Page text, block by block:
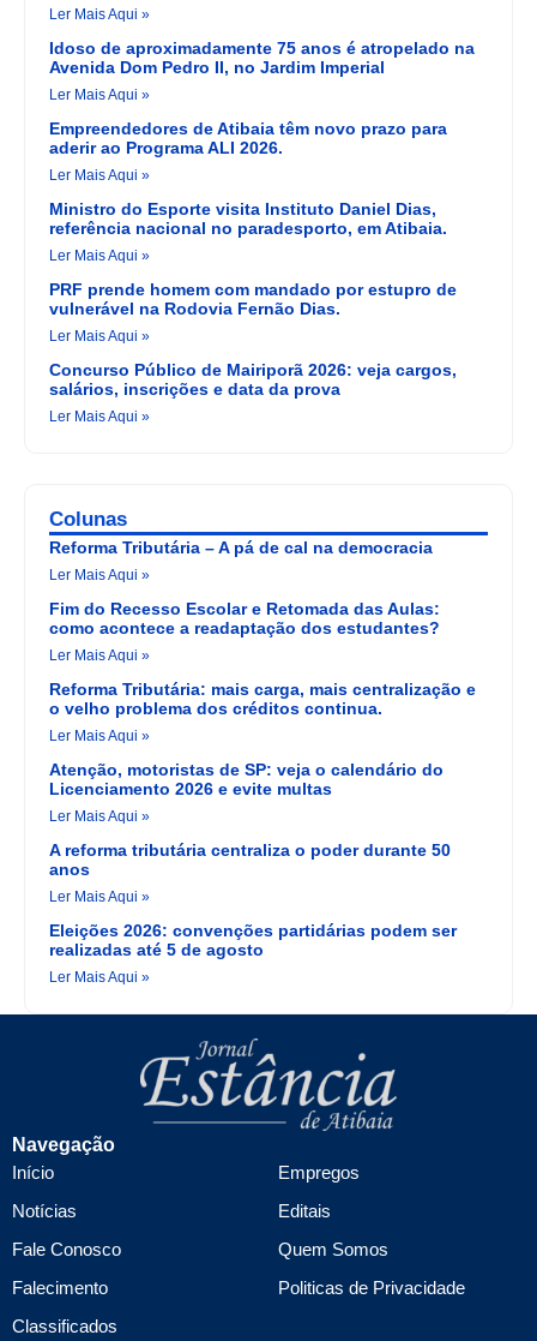
Ler Mais Aqui »
Idoso de aproximadamente 75 anos é atropelado na
Avenida Dom Pedro II, no Jardim Imperial
Ler Mais Aqui »
Empreendedores de Atibaia têm novo prazo para
aderir ao Programa ALI 2026.
Ler Mais Aqui »
Ministro do Esporte visita Instituto Daniel Dias,
referência nacional no paradesporto, em Atibaia.
Ler Mais Aqui »
PRF prende homem com mandado por estupro de
vulnerável na Rodovia Fernão Dias.
Ler Mais Aqui »
Concurso Público de Mairiporã 2026: veja cargos,
salários, inscrições e data da prova
Ler Mais Aqui »
Colunas
Reforma Tributária – A pá de cal na democracia
Ler Mais Aqui »
Fim do Recesso Escolar e Retomada das Aulas:
como acontece a readaptação dos estudantes?
Ler Mais Aqui »
Reforma Tributária: mais carga, mais centralização e
o velho problema dos créditos continua.
Ler Mais Aqui »
Atenção, motoristas de SP: veja o calendário do
Licenciamento 2026 e evite multas
Ler Mais Aqui »
A reforma tributária centraliza o poder durante 50
anos
Ler Mais Aqui »
Eleições 2026: convenções partidárias podem ser
realizadas até 5 de agosto
Ler Mais Aqui »
Navegação
Início
Notícias
Fale Conosco
Falecimento
Classificados
Empregos
Editais
Quem Somos
Politicas de Privacidade